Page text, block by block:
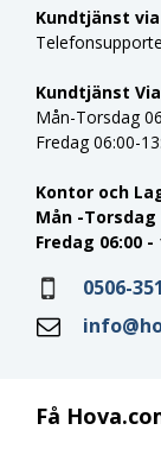
Få
Kundtjänst
Kundtjänst
Mån-Torsdag
Fredag 06:00-
Kontor och
Mån -Torsdag
Fredag 06:00 -
0506-